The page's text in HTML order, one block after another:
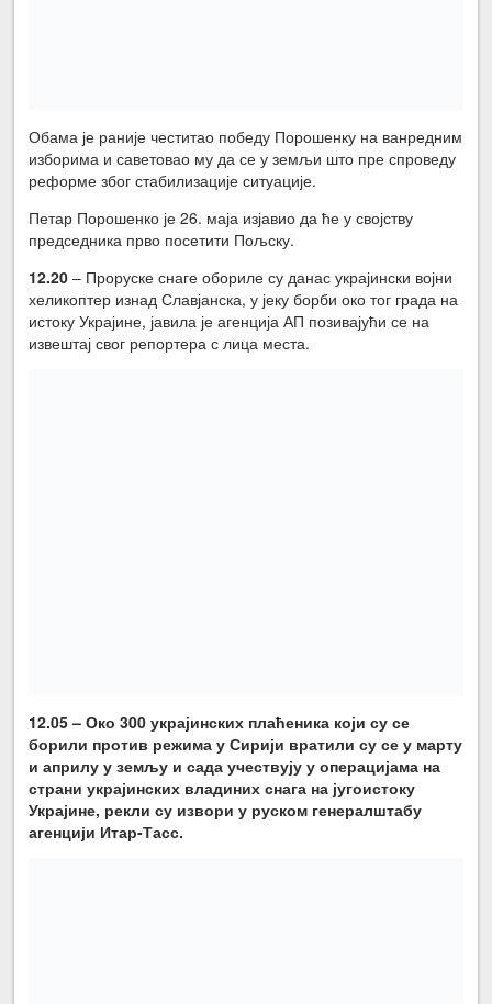
Обама је раније честитао победу Порошенку на ванредним
изборима и саветовао му да се у земљи што пре спроведу
реформе због стабилизације ситуације.
Петар Порошенко је 26. маја изјавио да ће у својству
председника прво посетити Пољску.
12.20 – Проруске снаге обориле су данас украјински војни
хеликоптер изнад Славјанска, у јеку борби око тог града на
истоку Украјине, јавила је агенција АП позивајући се на
извештај свог репортера с лица места.
12.05 – Око 300 украјинских плаћеника који су се
борили против режима у Сирији вратили су се у марту
и априлу у земљу и сада учествују у операцијама на
страни украјинских владиних снага на југоистоку
Украјине, рекли су извори у руском генералштабу
агенцији Итар-Тасс.